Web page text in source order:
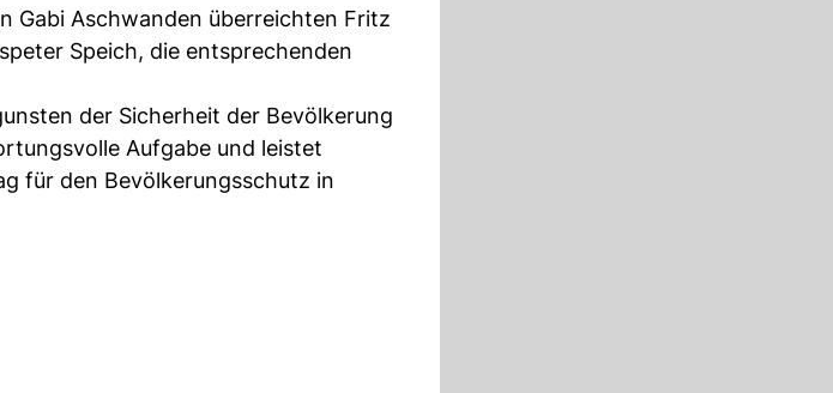
Gabi Aschwanden überreichten Fritz
Speich, die entsprechenden
der Sicherheit der Bevölkerung
Aufgabe und leistet
für den Bevölkerungsschutz in